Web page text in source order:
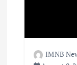
IMNB